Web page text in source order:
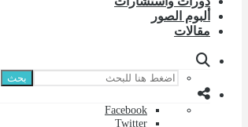
ألبوم الصور
مقالات
بحث
Facebook
Twitter